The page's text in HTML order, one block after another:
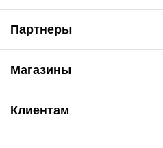
Магазины
ул. Рабочая, 2-а
Клиентам
Партнеры
Сервис колористам